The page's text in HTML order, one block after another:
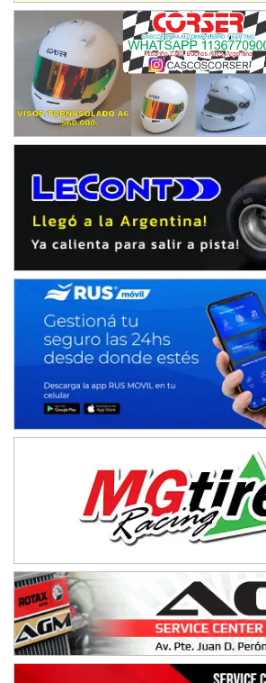
Humboldt (Santa Fe)
NORESTE SANTAFESINO - F6
Ciudad de Avellaneda (Asfalto)
Avellaneda (Santa Fe)
SUR SANTAFESINO - F4
José Samuel Sánchez (Tierra)
TUCUMANO - F5
El Timbó (Tucumán)